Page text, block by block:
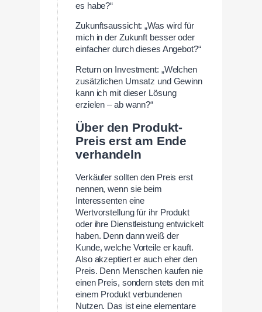
es habe?“
Zukunftsaussicht: „Was wird für
mich in der Zukunft besser oder
einfacher durch dieses Angebot?“
Return on Investment: „Welchen
zusätzlichen Umsatz und Gewinn
kann ich mit dieser Lösung
erzielen – ab wann?“
Über den Produkt-
Preis erst am Ende
verhandeln
Verkäufer sollten den Preis erst
nennen, wenn sie beim
Interessenten eine
Wertvorstellung für ihr Produkt
oder ihre Dienstleistung entwickelt
haben. Denn dann weiß der
Kunde, welche Vorteile er kauft.
Also akzeptiert er auch eher den
Preis. Denn Menschen kaufen nie
einen Preis, sondern stets den mit
einem Produkt verbundenen
Nutzen. Das ist eine elementare